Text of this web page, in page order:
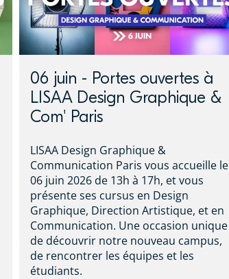
06 juin - Portes ouvertes à
LISAA Design Graphique &
Com' Paris
LISAA Design Graphique &
Communication Paris vous accueille le
06 juin 2026 de 13h à 17h, et vous
présente ses cursus en Design
Graphique, Direction Artistique, et en
Communication. Une occasion unique
de découvrir notre nouveau campus,
de rencontrer les équipes et les
étudiants.